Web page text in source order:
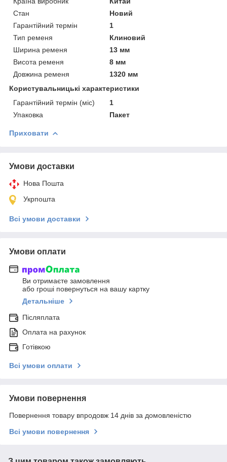
Стан
Новий
Гарантійний термін
1
Тип ременя
Клиновий
Ширина ременя
13 мм
Висота ременя
8 мм
Довжина ременя
1320 мм
Користувальницькі характеристики
Гарантійний термін (міс)
1
Упаковка
Пакет
Приховати
Умови доставки
Нова Пошта
Укрпошта
Всі умови доставки
Умови оплати
Ви отримаєте замовлення
або гроші повернуться на вашу картку
Детальніше
Післяплата
Оплата на рахунок
Готівкою
Всі умови оплати
Умови повернення
Повернення товару впродовж 14 днів за домовленістю
Всі умови повернення